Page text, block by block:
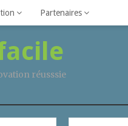
Partenaires
réusssie